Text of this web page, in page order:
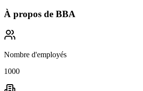
À propos de BBA
Nombre d'employés
1000